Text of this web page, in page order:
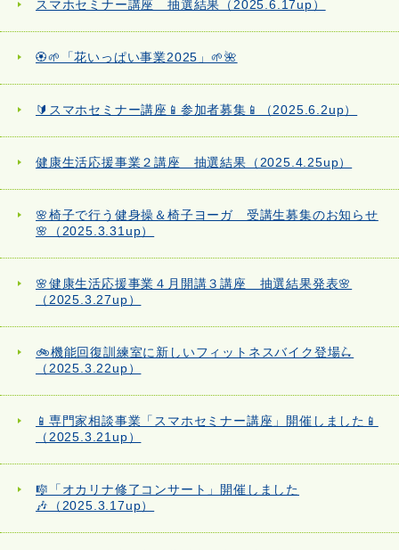
スマホセミナー講座 抽選結果（2025.6.17up）
🏵️🌱「花いっぱい事業2025」🌱🌺
🔰スマホセミナー講座📱参加者募集📱（2025.6.2up）
健康生活応援事業２講座 抽選結果（2025.4.25up）
🌸椅子で行う健身操＆椅子ヨーガ 受講生募集のお知らせ
🌸（2025.3.31up）
🌸健康生活応援事業４月開講３講座 抽選結果発表🌸
（2025.3.27up）
🚲機能回復訓練室に新しいフィットネスバイク登場🛴
（2025.3.22up）
📱専門家相談事業「スマホセミナー講座」開催しました📱
（2025.3.21up）
🎼「オカリナ修了コンサート」開催しました
🎶（2025.3.17up）